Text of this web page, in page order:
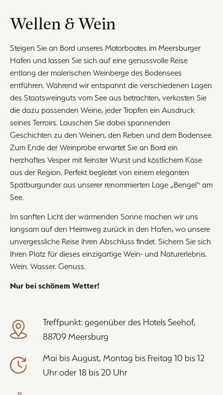
Wellen & Wein
Steigen Sie an Bord unseres Motorbootes im Meersburger
Hafen und lassen Sie sich auf eine genussvolle Reise
entlang der malerischen Weinberge des Bodensees
entführen. Während wir entspannt die verschiedenen Lagen
des Staatsweinguts vom See aus betrachten, verkosten Sie
die dazu passenden Weine, jeder Tropfen ein Ausdruck
seines Terroirs. Lauschen Sie dabei spannenden
Geschichten zu den Weinen, den Reben und dem Bodensee.
Zum Ende der Weinprobe erwartet Sie an Bord ein
herzhaftes Vesper mit feinster Wurst und köstlichem Käse
aus der Region. Perfekt begleitet von einem eleganten
Spätburgunder aus unserer renommierten Lage „Bengel“ am
See.
Im sanften Licht der wärmenden Sonne machen wir uns
langsam auf den Heimweg zurück in den Hafen, wo unsere
unvergessliche Reise ihren Abschluss findet. Sichern Sie sich
Ihren Platz für dieses einzigartige Wein- und Naturerlebnis.
Wein. Wasser. Genuss.
Nur bei schönem Wetter!
Treffpunkt: gegenüber des Hotels Seehof,
88709 Meersburg
Mai bis August, Montag bis Freitag 10 bis 12
Uhr oder 18 bis 20 Uhr